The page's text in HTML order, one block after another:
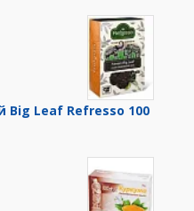
Big Leaf Refresso 100